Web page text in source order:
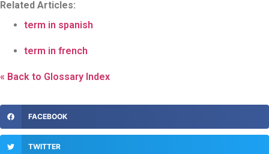
Related Articles:
term in spanish
term in french
« Back to Glossary Index
FACEBOOK
TWITTER